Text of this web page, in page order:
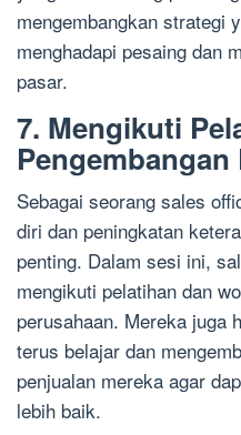
mengembangkan strategi
menghadapi pesaing dan
pasar.
7. Mengikuti
Pengembangan
Sebagai seorang sales
diri dan peningkatan
penting. Dalam sesi ini,
mengikuti pelatihan dan
perusahaan. Mereka juga
terus belajar dan
penjualan mereka agar
lebih baik.